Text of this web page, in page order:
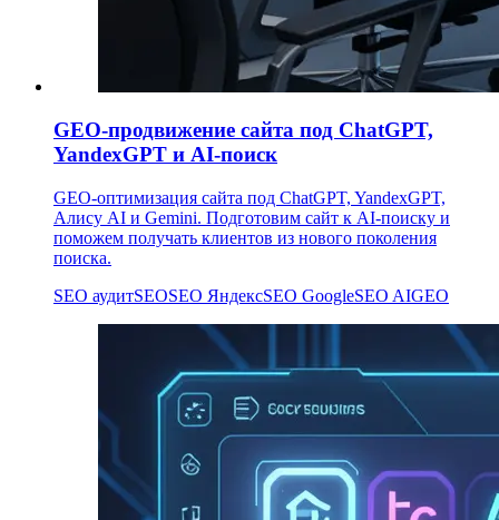
GEO-продвижение сайта под ChatGPT,
YandexGPT и AI-поиск
GEO-оптимизация сайта под ChatGPT, YandexGPT,
Алису AI и Gemini. Подготовим сайт к AI-поиску и
поможем получать клиентов из нового поколения
поиска.
SEO аудитSEOSEO ЯндексSEO GoogleSEO AIGEO